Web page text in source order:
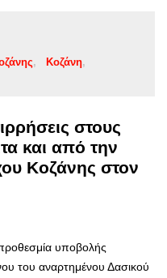
Κοζάνη
στους
και από την
Κοζάνης στον
υποβολής
του αναρτημένου Δασικού